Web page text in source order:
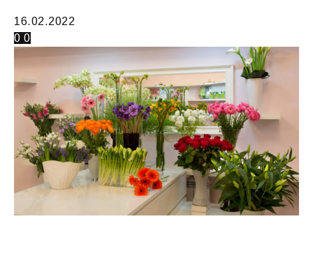
16.02.2022
0 0